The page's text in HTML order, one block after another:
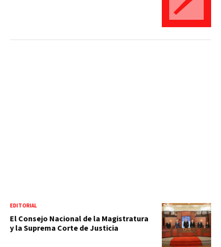
EDITORIAL
El Consejo Nacional de la Magistratura
y la Suprema Corte de Justicia